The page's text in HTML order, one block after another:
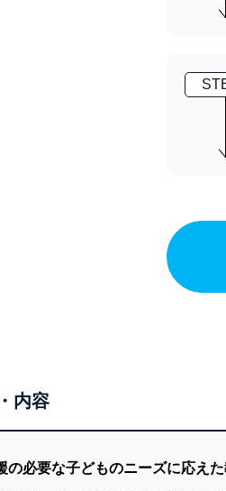
内容
の必要な子どものニーズに応え